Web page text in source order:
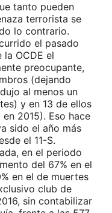
tanto pueden
terrorista se
lo contrario.
el pasado
OCDE el
preocupante,
(dejando
al menos un
y en 13 de ellos
2015). Eso hace
sido el año más
el 11-S.
en el periodo
del 67% en el
en el de muertes
club de
sin contabilizar